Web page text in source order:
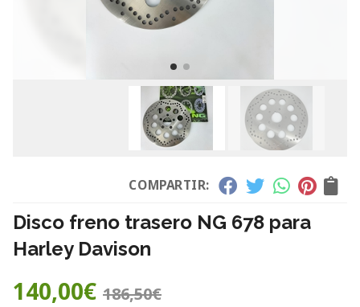
COMPARTIR:
Disco freno trasero NG 678 para
Harley Davison
140,00€ 186,50€